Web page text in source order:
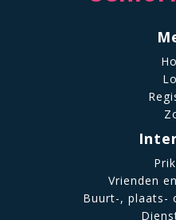
Vrienden
Buurt-, plaats-